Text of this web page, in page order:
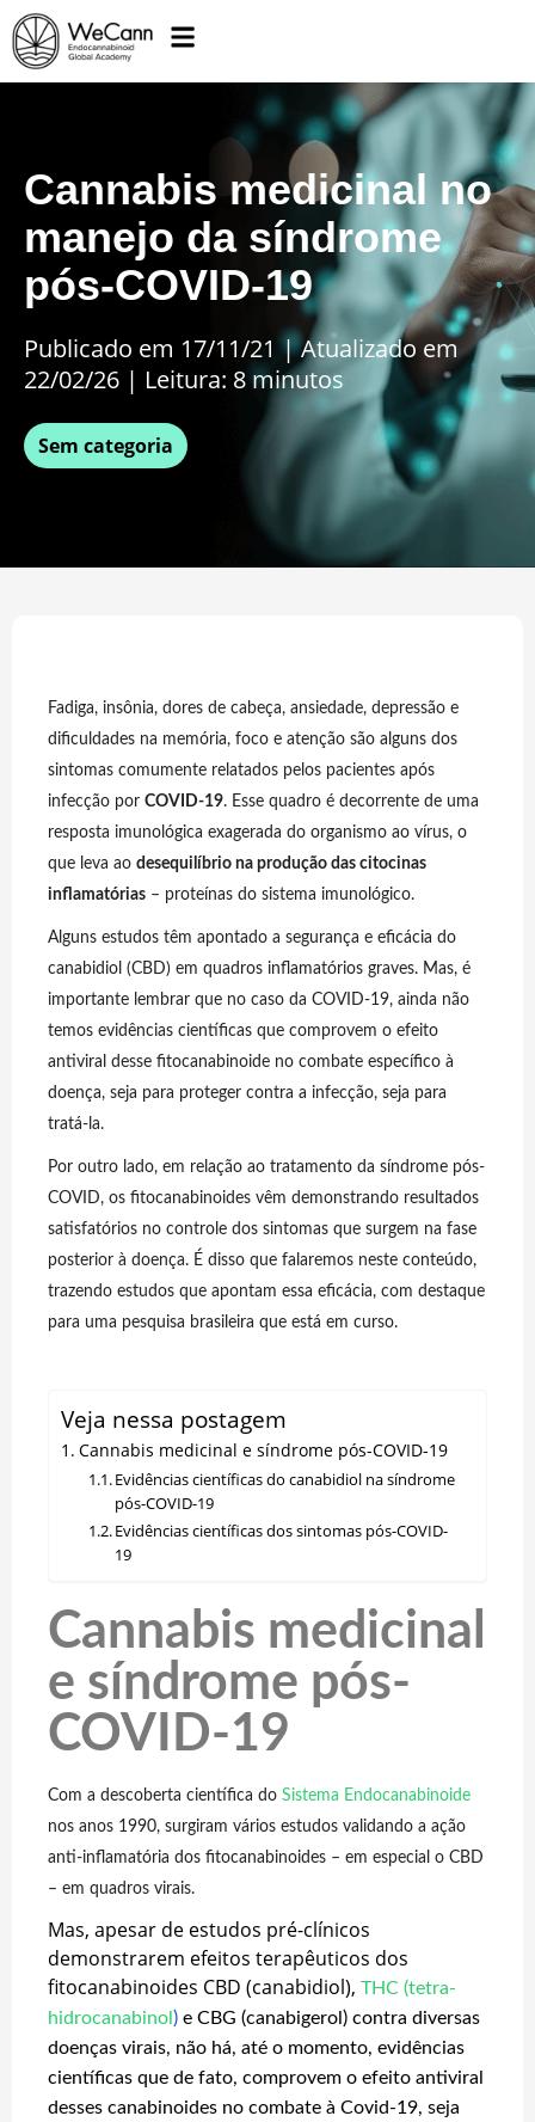
Cannabis medicinal no
manejo da síndrome
pós-COVID-19
Publicado em 17/11/21|Atualizado em
22/02/26 | Leitura: 8 minutos
Sem categoria
Fadiga, insônia, dores de cabeça, ansiedade, depressão e
dificuldades na memória, foco e atenção são alguns dos
sintomas comumente relatados pelos pacientes após
infecção por COVID-19. Esse quadro é decorrente de uma
resposta imunológica exagerada do organismo ao vírus, o
que leva ao desequilíbrio na produção das citocinas
inflamatórias – proteínas do sistema imunológico.
Alguns estudos têm apontado a segurança e eficácia do
canabidiol (CBD) em quadros inflamatórios graves. Mas, é
importante lembrar que no caso da COVID-19, ainda não
temos evidências científicas que comprovem o efeito
antiviral desse fitocanabinoide no combate específico à
doença, seja para proteger contra a infecção, seja para
tratá-la.
Por outro lado, em relação ao tratamento da síndrome pós-
COVID, os fitocanabinoides vêm demonstrando resultados
satisfatórios no controle dos sintomas que surgem na fase
posterior à doença. É disso que falaremos neste conteúdo,
trazendo estudos que apontam essa eficácia, com destaque
para uma pesquisa brasileira que está em curso.
Veja nessa postagem
Cannabis medicinal e síndrome pós-COVID-19
Evidências científicas do canabidiol na síndrome
pós-COVID-19
Evidências científicas dos sintomas pós-COVID-
19
Cannabis medicinal
e síndrome pós-
COVID-19
Com a descoberta científica do Sistema Endocanabinoide
nos anos 1990, surgiram vários estudos validando a ação
anti-inflamatória dos fitocanabinoides – em especial o CBD
– em quadros virais.
Mas, apesar de estudos pré-clínicos
demonstrarem efeitos terapêuticos dos
fitocanabinoides CBD (canabidiol), THC (tetra-
hidrocanabinol ) e CBG (canabigerol) contra diversas
doenças virais, não há, até o momento, evidências
científicas que de fato, comprovem o efeito antiviral
desses canabinoides no combate à Covid-19, seja